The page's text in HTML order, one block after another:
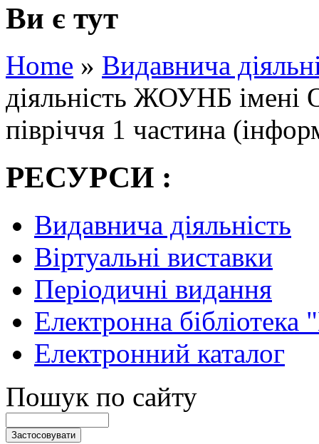
Ви є тут
Home » Видавнича
діяльність ЖОУНБ
півріччя 1 частина
РЕСУРСИ :
Видавнича діяльність
Віртуальні виставки
Періодичні видання
Електронна
Електронний каталог
Пошук по сайту